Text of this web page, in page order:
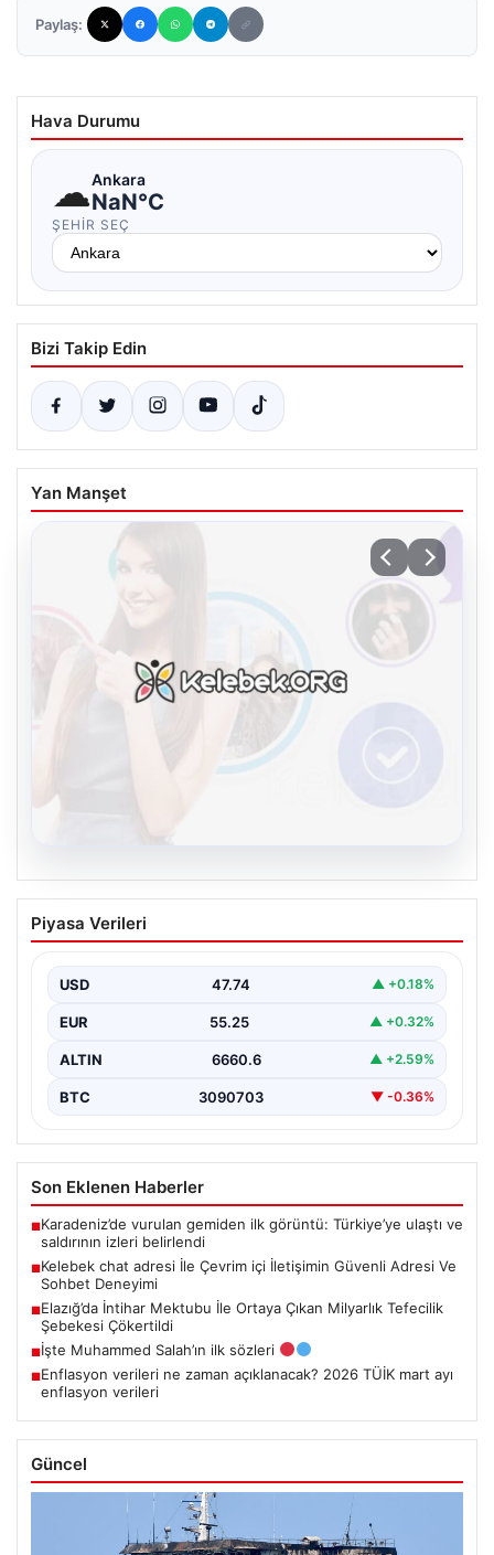
Paylaş:
Hava Durumu
☁Ankara
NaN°C
ŞEHIR SEÇ
Bizi Takip Edin
Yan Manşet
Kelebek chat adresi İle Çevrim içi
İletişimin Güvenli Adresi Ve Sohbet
Dijital çağında bireylerin seviyeli bir şekilde iletişim
Piyasa Verileri
USD 47.74 ▲ +0.18%
EUR 55.25 ▲ +0.32%
ALTIN 6660.6 ▲ +2.59%
BTC 3090703 ▼ -0.36%
Son Eklenen Haberler
■Karadeniz’de vurulan gemiden ilk görüntü: Türkiye’ye ulaştı ve
saldırının izleri belirlendi
■Kelebek chat adresi İle Çevrim içi İletişimin Güvenli Adresi Ve
Sohbet Deneyimi
■Elazığ’da İntihar Mektubu İle Ortaya Çıkan Milyarlık Tefecilik
Şebekesi Çökertildi
■İşte Muhammed Salah’ın ilk sözleri
■Enflasyon verileri ne zaman açıklanacak? 2026 TÜİK mart ayı
enflasyon verileri
Güncel